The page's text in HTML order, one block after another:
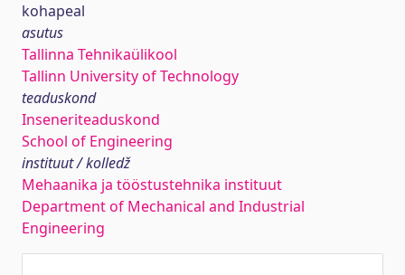
kohapeal
asutus
Tallinna Tehnikaülikool
Tallinn University of Technology
teaduskond
Inseneriteaduskond
School of Engineering
instituut / kolledž
Mehaanika ja tööstustehnika instituut
Department of Mechanical and Industrial
Engineering